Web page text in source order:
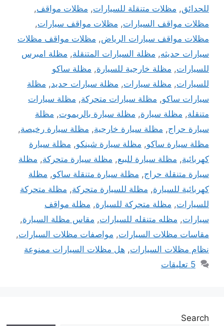
للحدائق, مظلات متنقلة للسيارات, مظلات مواقف,
مظلات مواقف السيارات, مظلات مواقف سيارات,
مظلات مواقف سيارات الرياض, مظلات مواقف مظلات
سيارات حديثه, مظلة السيارات المتنقلة, مظلة امبرس
للسيارات, مظلة خارجية للسيارة, مظلة ساكو
للسيارات, مظلة سيارات, مظلة سيارات حديد, مظلة
سيارات ساكو, مظلة سيارات متحركة, مظلة سيارات
متنقلة, مظلة سيارة, مظلة سيارة بالريموت, مظلة
سيارة حراج, مظلة سيارة خارجية, مظلة سيارة رخيصة,
مظلة سيارة ساكو, مظلة سيارة شينكو, مظلة سيارة
كهربائية, مظلة سيارة للبيع, مظلة سيارة متحركة, مظلة
سيارة متنقلة حراج, مظلة سيارة متنقلة ساكو, مظلة
كهربائية للسيارة, مظلة للسيارة متحركة, مظلة متحركة
للسيارات, مظلة متحركة للسيارة, مظلة مواقف
سيارات, مظله متنقله للسيارات, مقاس مظلة السيارة,
مقاسات مظلات السيارات, مواصفات مظلات السيارات,
نظام مظلات السيارات, هل مظلات السيارات ممنوعة
5 تعليقات
Search